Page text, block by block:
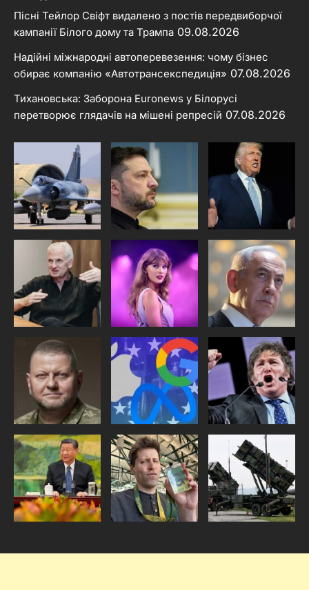
Пісні Тейлор Свіфт видалено з постів передвиборчої
кампанії Білого дому та Трампа 09.08.2026
Надійні міжнародні автоперевезення: чому бізнес
обирає компанію «Автотрансекспедиція» 07.08.2026
Тихановська: Заборона Euronews у Білорусі
перетворює глядачів на мішені репресій 07.08.2026